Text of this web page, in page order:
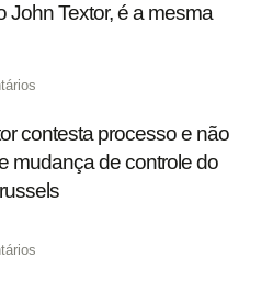
John Textor, é a mesma
contesta processo e não
mudança de controle do